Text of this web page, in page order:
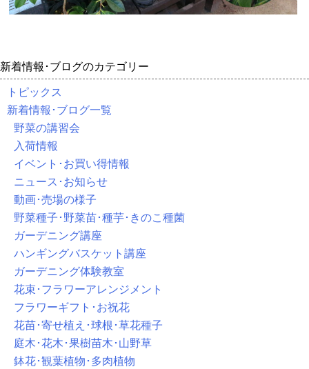
新着情報･ブログのカテゴリー
トピックス
新着情報･ブログ一覧
野菜の講習会
入荷情報
イベント･お買い得情報
ニュース･お知らせ
動画･売場の様子
野菜種子･野菜苗･種芋･きのこ種菌
ガーデニング講座
ハンギングバスケット講座
ガーデニング体験教室
花束･フラワーアレンジメント
フラワーギフト･お祝花
花苗･寄せ植え･球根･草花種子
庭木･花木･果樹苗木･山野草
鉢花･観葉植物･多肉植物